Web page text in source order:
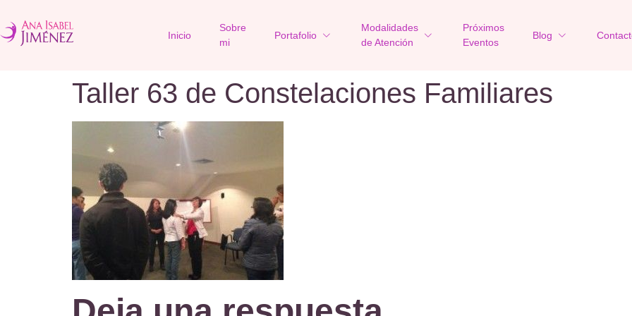
Inicio
Sobre
mi
Portafolio
Modalidades
de Atención
Próximos
Eventos
Blog
Taller 63 de Constelaciones Familiares